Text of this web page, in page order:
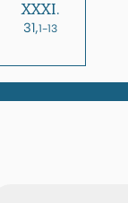
XXXI.
31,1-13